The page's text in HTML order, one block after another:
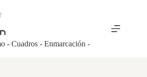
- Cuadros - Enmarcación -